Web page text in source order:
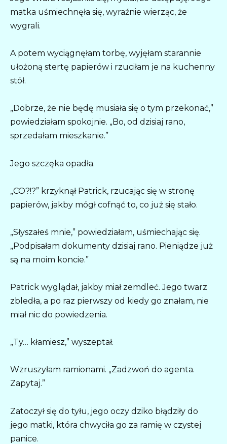
matka uśmiechnęła się, wyraźnie wierząc, że
wygrali.
A potem wyciągnęłam torbę, wyjęłam starannie
ułożoną stertę papierów i rzuciłam je na kuchenny
stół.
„Dobrze, że nie będę musiała się o tym przekonać,”
powiedziałam spokojnie. „Bo, od dzisiaj rano,
sprzedałam mieszkanie.”
Jego szczęka opadła.
„CO?!?” krzyknął Patrick, rzucając się w stronę
papierów, jakby mógł cofnąć to, co już się stało.
„Słyszałeś mnie,” powiedziałam, uśmiechając się.
„Podpisałam dokumenty dzisiaj rano. Pieniądze już
są na moim koncie.”
Patrick wyglądał, jakby miał zemdleć. Jego twarz
zbledła, a po raz pierwszy od kiedy go znałam, nie
miał nic do powiedzenia.
„Ty… kłamiesz,” wyszeptał.
Wzruszyłam ramionami. „Zadzwoń do agenta.
Zapytaj.”
Zatoczył się do tyłu, jego oczy dziko błądziły do
jego matki, która chwyciła go za ramię w czystej
panice.